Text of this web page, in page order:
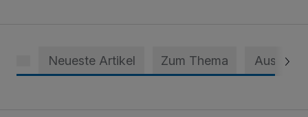
Neueste Artikel Zum Thema Aus dem